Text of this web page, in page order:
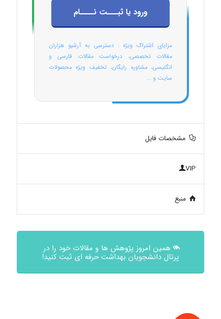
ورود یا ثبـــت نــــام
مزایای اشتراک ویژه : دسترسی به آرشیو هزاران
مقالات تخصصی، درخواست مقالات فارسی و
انگلیسی، مشاوره رایگان، تخفیف ویژه محصولات
سایت و ...
مشخصات فایل
VIP
منبع
همین امروز پژوهش ها و مقالات خود را در
پرتال دانشجویان بهداشت حرفه ای ثبت کنید!